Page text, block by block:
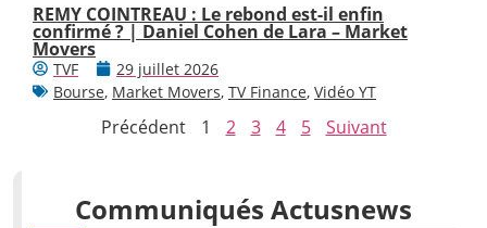
REMY COINTREAU : Le rebond est-il enfin
confirmé ? | Daniel Cohen de Lara – Market
Movers
TVF
29 juillet 2026
Bourse, Market Movers, TV Finance, Vidéo YT
Précédent 1 2 3 4 5 Suivant
Communiqués Actusnews